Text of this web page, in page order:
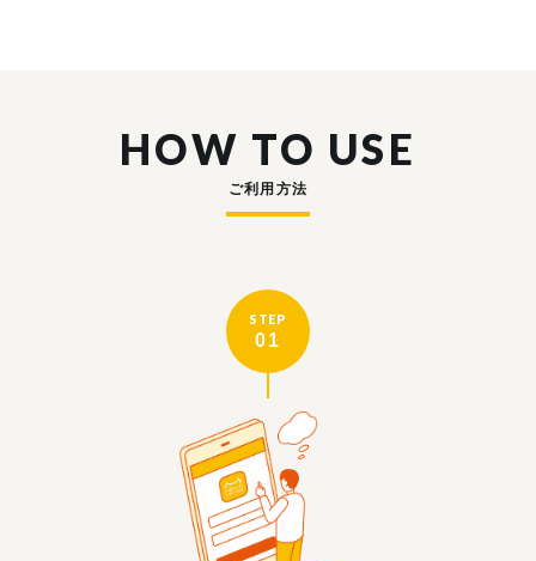
HOW TO USE
ご利用方法
STEP
01